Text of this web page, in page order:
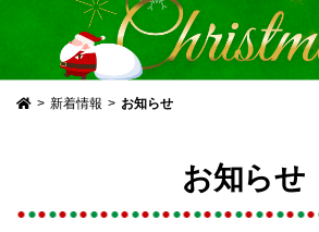
コ
新着情報 お知らせ
お知らせ